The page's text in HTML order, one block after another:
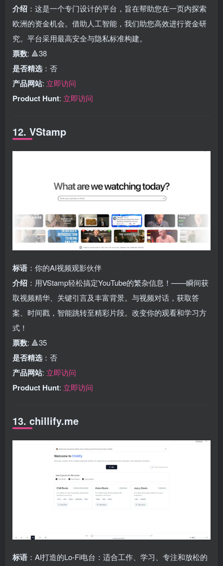
介绍 ：这是一个专门设计的平台，旨在帮助您在一页内探索
欧洲的资金机会。借助人工智能，我们助您高效进行资金研
究。平台采用最高安全与隐私标准构建。
票数: 🔺38
是否精选 ：否
产品网站: 立即访问
Product Hunt: 立即访问
12. VStamp
标语 ：你的AI视频观影伙伴
介绍 ：用VStamp轻松搞定YouTube的繁杂信息！——瞬间获
取视频精华、关键引言及丰富背景。与视频对话，获取答
案、时间戳，智能跳转至精彩片段。改变你的观看和学习方
式！
票数: 🔺35
是否精选 ：否
产品网站: 立即访问
Product Hunt: 立即访问
13. chillify.me
标语 ：AI打造的Lo-Fi电台：适合工作、学习、专注和放松的